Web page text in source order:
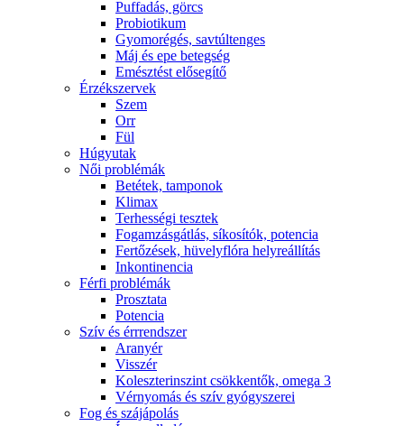
Puffadás, görcs
Probiotikum
Gyomorégés, savtúltenges
Máj és epe betegség
Emésztést elősegítő
Érzékszervek
Szem
Orr
Fül
Húgyutak
Női problémák
Betétek, tamponok
Klimax
Terhességi tesztek
Fogamzásgátlás, síkosítók, potencia
Fertőzések, hüvelyflóra helyreállítás
Inkontinencia
Férfi problémák
Prosztata
Potencia
Szív és érrrendszer
Aranyér
Visszér
Koleszterinszint csökkentők, omega 3
Vérnyomás és szív gyógyszerei
Fog és szájápolás